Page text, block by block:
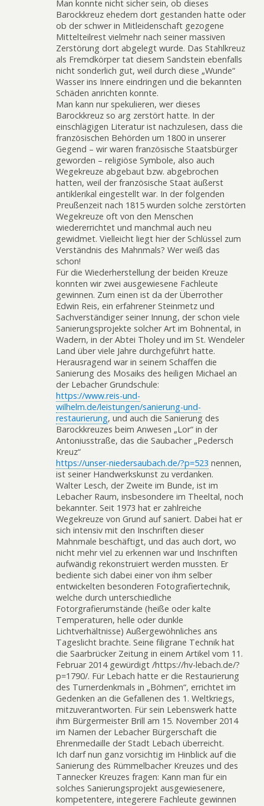
Man konnte nicht sicher sein, ob dieses
Barockkreuz ehedem dort gestanden hatte oder
ob der schwer in Mitleidenschaft gezogene
Mittelteilrest vielmehr nach seiner massiven
Zerstörung dort abgelegt wurde. Das Stahlkreuz
als Fremdkörper tat diesem Sandstein ebenfalls
nicht sonderlich gut, weil durch diese „Wunde“
Wasser ins Innere eindringen und die bekannten
Schäden anrichten konnte.
Man kann nur spekulieren, wer dieses
Barockkreuz so arg zerstört hatte. In der
einschlägigen Literatur ist nachzulesen, dass die
französischen Behörden um 1800 in unserer
Gegend – wir waren französische Staatsbürger
geworden – religiöse Symbole, also auch
Wegekreuze abgebaut bzw. abgebrochen
hatten, weil der französische Staat äußerst
antiklerikal eingestellt war. In der folgenden
Preußenzeit nach 1815 wurden solche zerstörten
Wegekreuze oft von den Menschen
wiedererrichtet und manchmal auch neu
gewidmet. Vielleicht liegt hier der Schlüssel zum
Verständnis des Mahnmals? Wer weiß das
schon!
Für die Wiederherstellung der beiden Kreuze
konnten wir zwei ausgewiesene Fachleute
gewinnen. Zum einen ist da der Überrother
Edwin Reis, ein erfahrener Steinmetz und
Sachverständiger seiner Innung, der schon viele
Sanierungsprojekte solcher Art im Bohnental, in
Wadern, in der Abtei Tholey und im St. Wendeler
Land über viele Jahre durchgeführt hatte.
Herausragend war in seinem Schaffen die
Sanierung des Mosaiks des heiligen Michael an
der Lebacher Grundschule:
https://www.reis-und-
wilhelm.de/leistungen/sanierung-und-
restaurierung, und auch die Sanierung des
Barockkreuzes beim Anwesen „Lor“ in der
Antoniusstraße, das die Saubacher „Pedersch
Kreuz“
https://unser-niedersaubach.de/?p=523 nennen,
ist seiner Handwerkskunst zu verdanken.
Walter Lesch, der Zweite im Bunde, ist im
Lebacher Raum, insbesondere im Theeltal, noch
bekannter. Seit 1973 hat er zahlreiche
Wegekreuze von Grund auf saniert. Dabei hat er
sich intensiv mit den Inschriften dieser
Mahnmale beschäftigt, und das auch dort, wo
nicht mehr viel zu erkennen war und Inschriften
aufwändig rekonstruiert werden mussten. Er
bediente sich dabei einer von ihm selber
entwickelten besonderen Fotografiertechnik,
welche durch unterschiedliche
Fotorgrafierumstände (heiße oder kalte
Temperaturen, helle oder dunkle
Lichtverhältnisse) Außergewöhnliches ans
Tageslicht brachte. Seine filigrane Technik hat
die Saarbrücker Zeitung in einem Artikel vom 11.
Februar 2014 gewürdigt /https://hv-lebach.de/?
p=1790/. Für Lebach hatte er die Restaurierung
des Turnerdenkmals in „Böhmen“, errichtet im
Gedenken an die Gefallenen des 1. Weltkriegs,
mitzuverantworten. Für sein Lebenswerk hatte
ihm Bürgermeister Brill am 15. November 2014
im Namen der Lebacher Bürgerschaft die
Ehrenmedaille der Stadt Lebach überreicht.
Ich darf nun ganz vorsichtig im Hinblick auf die
Sanierung des Rümmelbacher Kreuzes und des
Tannecker Kreuzes fragen: Kann man für ein
solches Sanierungsprojekt ausgewiesenere,
kompetentere, integerere Fachleute gewinnen